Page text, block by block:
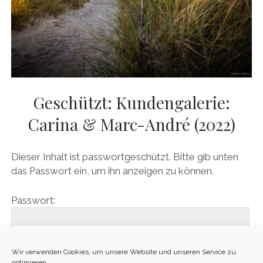
Wir verwenden Cookies, um unsere Website und unseren Service zu
Geschützt: Kundengalerie:
Carina & Marc-André (2022)
Dieser Inhalt ist passwortgeschützt. Bitte gib unten
das Passwort ein, um ihn anzeigen zu können.
Passwort: